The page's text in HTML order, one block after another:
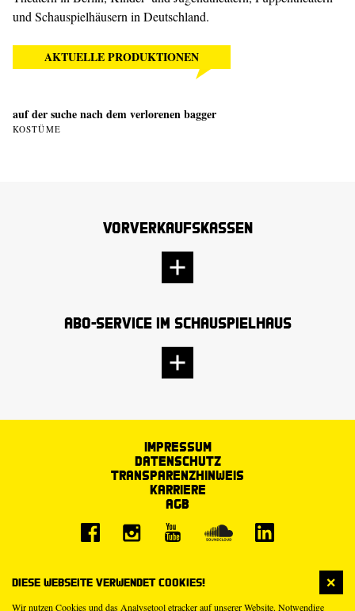
Diese Webseite verwendet Cookies!
Wir nutzen Cookies und das Analysetool etracker auf unserer Website. Notwendige
und Schauspielhäusern in Deutschland.
AKTUELLE PRODUKTIONEN
auf der suche nach dem verlorenen bagger
KOSTÜME
Vorverkaufskassen
Abo-Service im Schauspielhaus
Impressum
Datenschutz
Transparenzhinweis
Karriere
AGB